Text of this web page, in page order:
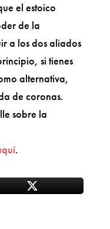
el estoico
de la
a los dos aliados
si tienes
alternativa,
de coronas.
sobre la
.